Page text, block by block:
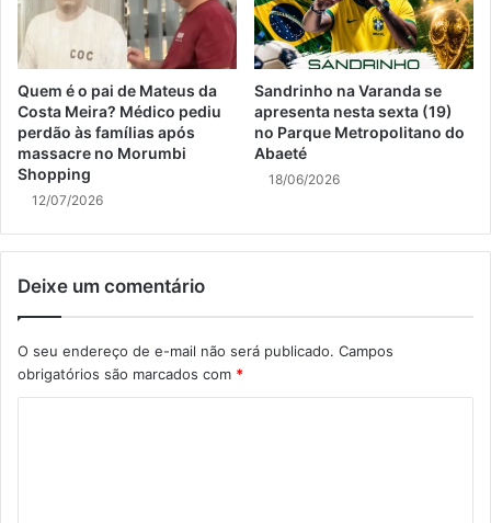
Quem é o pai de Mateus da
Costa Meira? Médico pediu
perdão às famílias após
massacre no Morumbi
Shopping
12/07/2026
Sandrinho na Varanda se
apresenta nesta sexta (19)
no Parque Metropolitano do
Abaeté
18/06/2026
Deixe um comentário
O seu endereço de e-mail não será publicado. Campos
obrigatórios são marcados com *